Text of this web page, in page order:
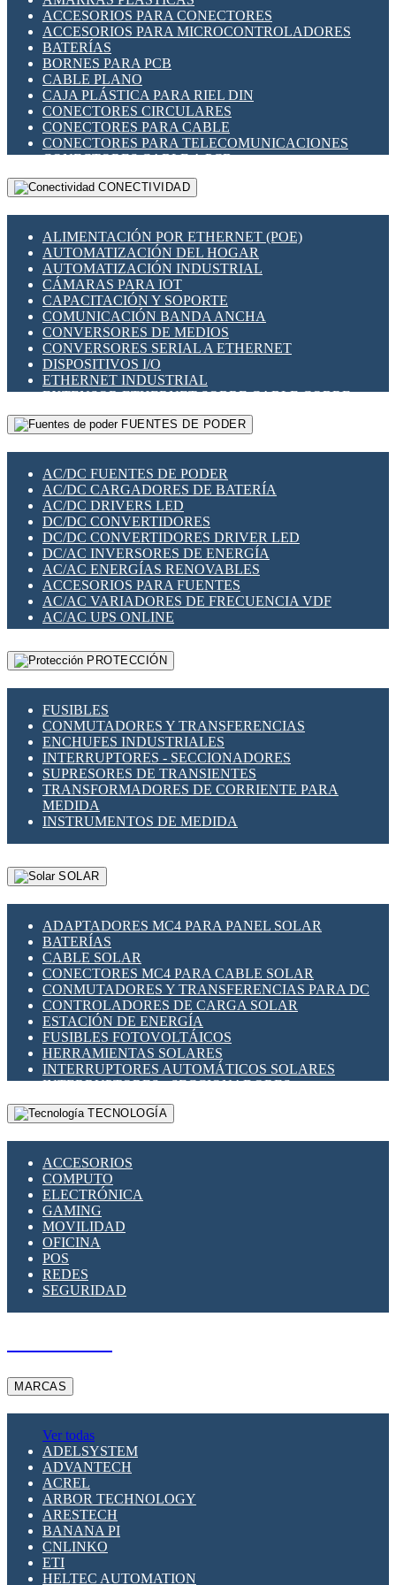
INDICADORES PARA PANEL
INTERFACES DE RELÉ
INTERRUPTORES FIN DE CARRERA
LLAVES CONMUTADORAS
MEDIDORES DE ENERGÍA Y TC'S DE CORRIENTE
MOTORES PASO A PASO
PANTALLAS HMI
PLC -CONTROLADORES LÓGICO PROGRAMABLES
PROGRAMADORES DE HORARIO
RELÉS DE PROTECCIÓN
SENSORES CAPACITIVOS
SENSORES INDUCTIVOS
TEMPORIZADORES
VARIACS
VARIADORES DE FRECUENCIA [VDF]
SECCIONADORES - INTERRUPTORES
MAQUINARIA
ACCESORIOS PARA CONECTORES
ACCESORIOS PARA MICROCONTROLADORES
BATERÍAS
BORNES PARA PCB
CABLE PLANO
CAJA PLÁSTICA PARA RIEL DIN
CONECTORES CIRCULARES
CONECTORES PARA CABLE
CONECTORES PARA TELECOMUNICACIONES
CONECTORES CABLE A PCB
CONECTORES PCB A CABLE
DIP SWITCHES
HERRAMIENTAS VARIAS
ILUMINACIÓN LED
INTERRUPTORES REED
INTERFACES DE RELÉ
OTROS RELÉS
PROTECCIÓN TÉRMICA
RELÉS AUTOMOTRICES
RELÉS DE SEÑAL
RELÉS DE ESTADO SÓLIDO SSR
RELÉS INDUSTRIALES
RELÉS MINIATURA DE POTENCIA
SENSORES MAGNÉTICOS
SWITCH Y MICROSWITCH
TARJETAS PI
UNIÓN Y DERIVACIÓN DE CABLE
CONECTIVIDAD
ALIMENTACIÓN POR ETHERNET (POE)
AUTOMATIZACIÓN DEL HOGAR
AUTOMATIZACIÓN INDUSTRIAL
CÁMARAS PARA IOT
CAPACITACIÓN Y SOPORTE
COMUNICACIÓN BANDA ANCHA
CONVERSORES DE MEDIOS
CONVERSORES SERIAL A ETHERNET
DISPOSITIVOS I/O
ETHERNET INDUSTRIAL
EXTENSOR ETHERNET SOBRE CABLE COBRE
GATEWAY LORAWAN
GESTIÓN DE REDES
PLACAS MODULARES IOT
SWITCHES Y REDES WIFI
SOLUCIONES IOT
SOLUCIONES LORAWAN
SOLUCIONES RED CELULAR
SEGURIDAD PARA REDES
SWITCHES LAN
TELEFONÍA IP (VOIP)
VIGILANCIA IP (CCTV)
MESHTASTIC
FUENTES DE PODER
AC/DC FUENTES DE PODER
AC/DC CARGADORES DE BATERÍA
AC/DC DRIVERS LED
DC/DC CONVERTIDORES
DC/DC CONVERTIDORES DRIVER LED
DC/AC INVERSORES DE ENERGÍA
AC/AC ENERGÍAS RENOVABLES
ACCESORIOS PARA FUENTES
AC/AC VARIADORES DE FRECUENCIA VDF
AC/AC UPS ONLINE
PROTECCIÓN
FUSIBLES
CONMUTADORES Y TRANSFERENCIAS
ENCHUFES INDUSTRIALES
INTERRUPTORES - SECCIONADORES
SUPRESORES DE TRANSIENTES
TRANSFORMADORES DE CORRIENTE PARA
MEDIDA
INSTRUMENTOS DE MEDIDA
SOLAR
ADAPTADORES MC4 PARA PANEL SOLAR
BATERÍAS
CABLE SOLAR
CONECTORES MC4 PARA CABLE SOLAR
CONMUTADORES Y TRANSFERENCIAS PARA DC
CONTROLADORES DE CARGA SOLAR
ESTACIÓN DE ENERGÍA
FUSIBLES FOTOVOLTÁICOS
HERRAMIENTAS SOLARES
INTERRUPTORES AUTOMÁTICOS SOLARES
INTERRUPTORES - SECCIONADORES
FOTOVOLTÁICOS
MONTAJE PANEL SOLAR
SUPRESOR DE TRANSIENTES SPDS PARA
APLICACIONES FOTOVOLTAICAS
TECNOLOGÍA
ACCESORIOS
COMPUTO
ELECTRÓNICA
GAMING
MOVILIDAD
OFICINA
POS
REDES
SEGURIDAD
MARCAS
Ver todas
ADELSYSTEM
ADVANTECH
ACREL
ARBOR TECHNOLOGY
ARESTECH
BANANA PI
CNLINKO
ETI
HELTEC AUTOMATION